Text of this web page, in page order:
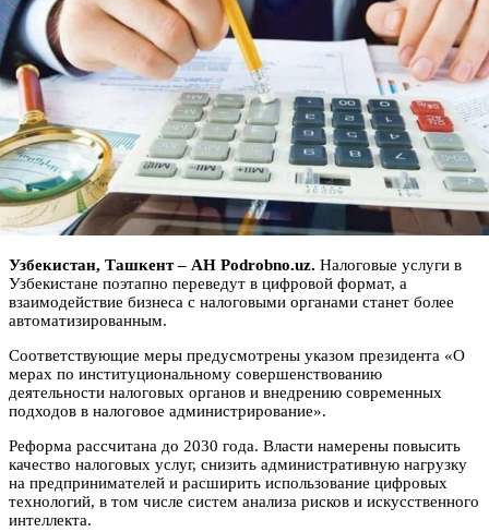
Узбекистан, Ташкент – АН Podrobno.uz. Налоговые услуги в
Узбекистане поэтапно переведут в цифровой формат, а
взаимодействие бизнеса с налоговыми органами станет более
автоматизированным.
Соответствующие меры предусмотрены указом президента «О
мерах по институциональному совершенствованию
деятельности налоговых органов и внедрению современных
подходов в налоговое администрирование».
Реформа рассчитана до 2030 года. Власти намерены повысить
качество налоговых услуг, снизить административную нагрузку
на предпринимателей и расширить использование цифровых
технологий, в том числе систем анализа рисков и искусственного
интеллекта.